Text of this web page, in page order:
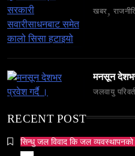
६ महिनामा ३३३ विदेशी
गैरकानुनी
April
खबर
मनसून
जलवायु
RECENT POST
सिन्धु जल विवाद कि जल व्यवस्थापनको